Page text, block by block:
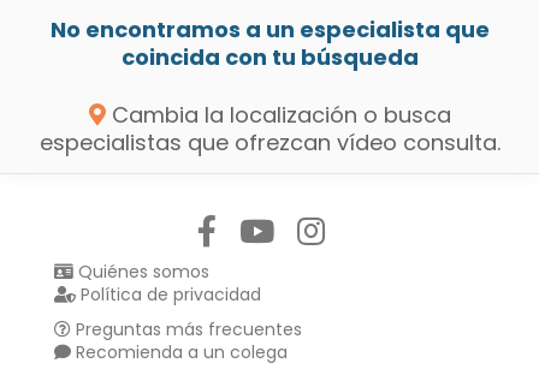
No encontramos a un especialista que
coincida con tu búsqueda
Cambia la localización o busca
especialistas que ofrezcan vídeo consulta.
Quiénes somos
Política de privacidad
Preguntas más frecuentes
Recomienda a un colega